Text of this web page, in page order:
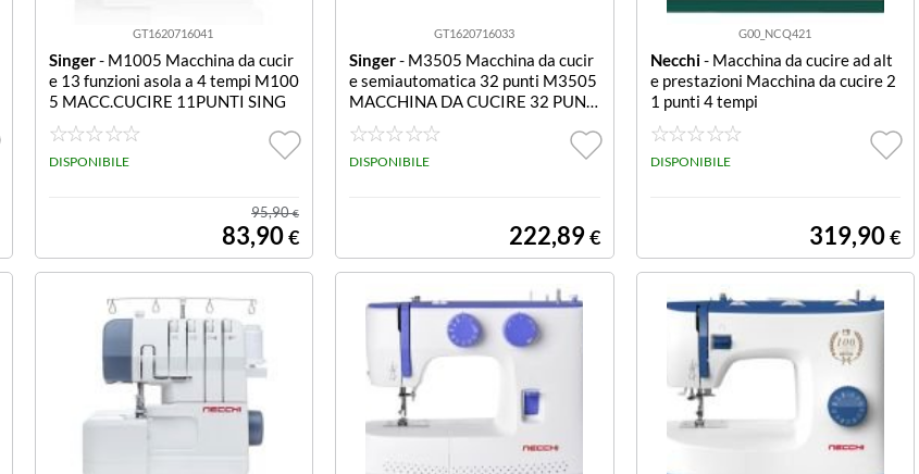
GT1620716041
Singer- M1005 Macchina da cucir
e 13 funzioni asola a 4 tempi M100
5 MACC.CUCIRE 11PUNTI SING
DISPONIBILE
95,90€
83,90€
GT1620716033
Singer- M3505 Macchina da cucir
e semiautomatica 32 punti M3505
MACCHINA DA CUCIRE 32 PUNT
I ASOLA AUTOMATICA
DISPONIBILE
222,89€
G00_NCQ421
Necchi- Macchina da cucire ad alt
e prestazioni Macchina da cucire 2
1 punti 4 tempi
DISPONIBILE
319,90€